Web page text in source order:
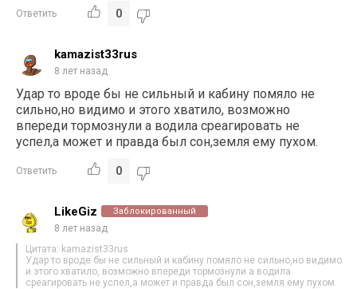
Ответить 0
kamazist33rus
8 лет назад
Удар то вроде бы не сильный и кабину помяло не
сильно,но видимо и этого хватило, возможно
впереди тормознули а водила среагировать не
успел,а может и правда был сон,земля ему пухом.
Ответить 0
LikeGiz Заблокированный
8 лет назад
Цитата: kamazist33rus
Удар то вроде бы не сильный и кабину помяло не сильно,но видимо
и этого хватило, возможно впереди тормознули а водила
среагировать не успел,а может и правда был сон,земля ему пухом.